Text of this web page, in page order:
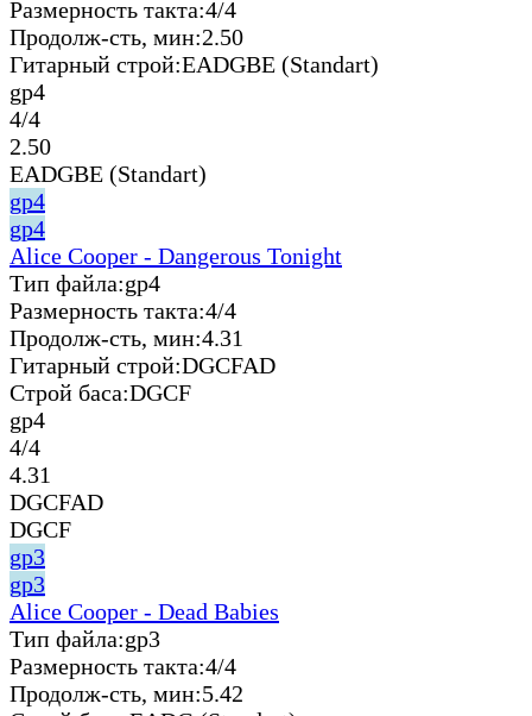
Размерность такта:4/4
Продолж-сть, мин:2.50
Гитарный строй:EADGBE (Standart)
gp4
4/4
2.50
EADGBE (Standart)
gp4
gp4
Alice Cooper - Dangerous Tonight
Тип файла:gp4
Размерность такта:4/4
Продолж-сть, мин:4.31
Гитарный строй:DGCFAD
Строй баса:DGCF
gp4
4/4
4.31
DGCFAD
DGCF
gp3
gp3
Alice Cooper - Dead Babies
Тип файла:gp3
Размерность такта:4/4
Продолж-сть, мин:5.42